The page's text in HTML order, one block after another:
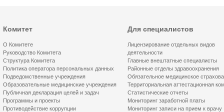
Комитет
О Комитете
Руководство Комитета
Структура Комитета
Политика оператора персональных данных
Подведомственные учреждения
Образовательные медицинские учреждения
Публичная декларация целей и задач
Программы и проекты
Противодействие коррупции
Для специалистов
Лицензирование отдельных видов
деятельности
Главные внештатные специалисты
Районные отделы здравоохранения
Обязательное медицинское
Территориальная аттестационная
Статистические отчеты
Мониторинг заработной платы
Мониторинг записи на прием к врачу